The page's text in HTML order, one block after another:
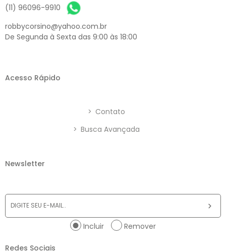
(11) 96096-9910
robbycorsino@yahoo.com.br
De Segunda à Sexta das 9:00 às 18:00
Acesso Rápido
> Contato
> Busca Avançada
Newsletter
Incluir Remover
Redes Sociais